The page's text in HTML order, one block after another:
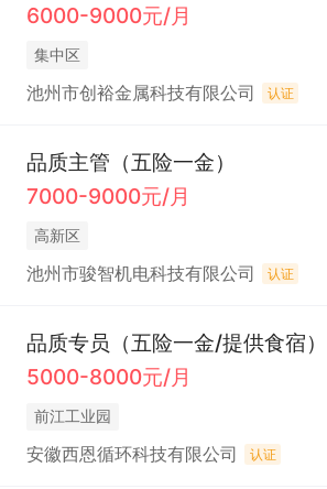
6000-9000元/月
集中区
池州市创裕金属科技有限公司 认证
品质主管（五险一金）
7000-9000元/月
高新区
池州市骏智机电科技有限公司 认证
品质专员（五险一金/提供食宿）
5000-8000元/月
前江工业园
安徽西恩循环科技有限公司 认证